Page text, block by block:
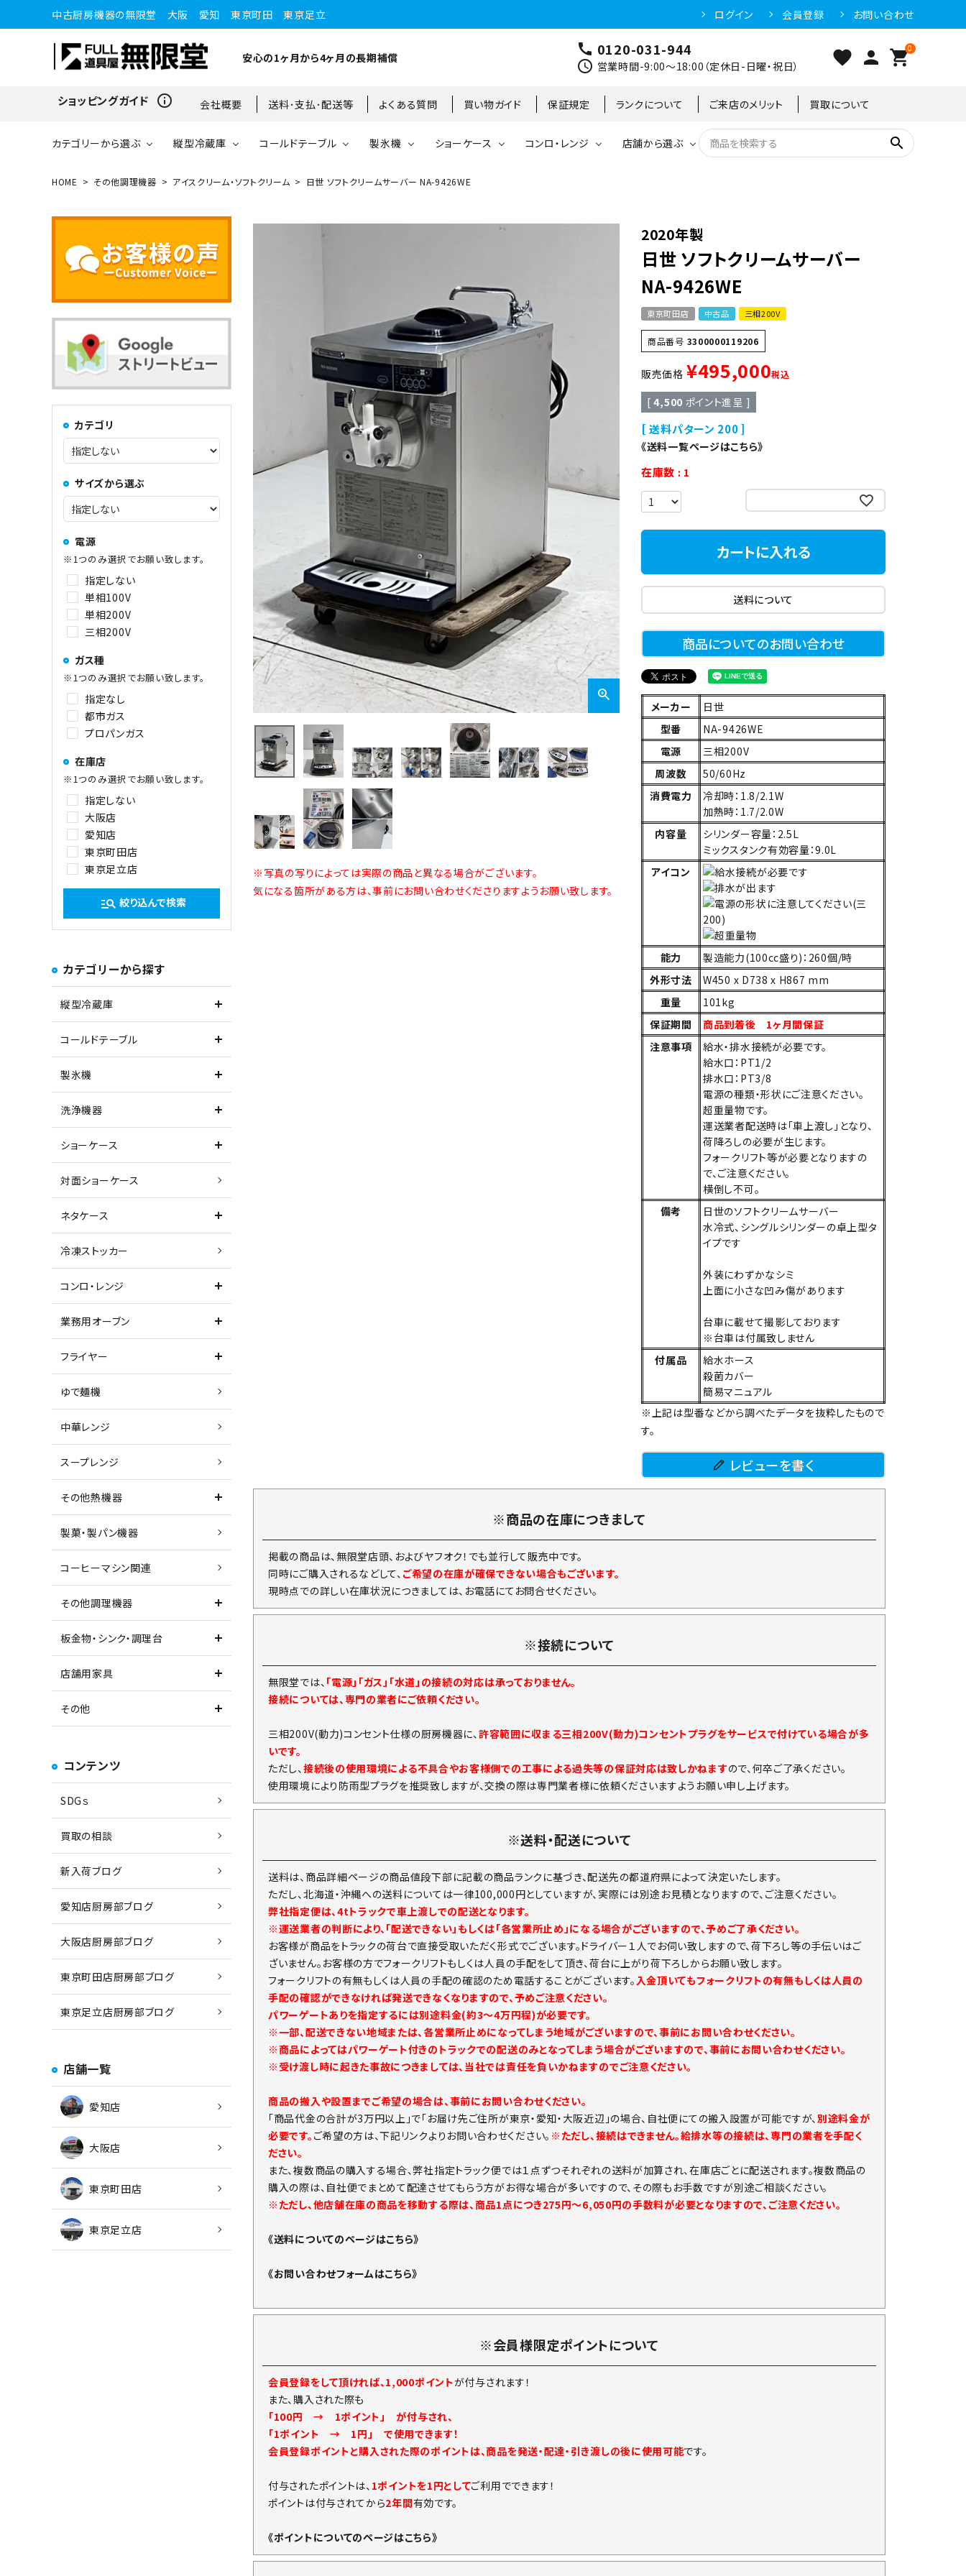
中古厨房機器の無限堂 大阪 愛知 東京町田 東京足立 ログイン 会員登録 お問い合わせ
安心の1ヶ月から4ヶ月の長期補償 call 0120-031-944
schedule 営業時間-9:00～18:00（定休日-日曜・祝日） favorite person 0
shopping_cart
ショッピングガイド info_outline 会社概要 送料･支払･配送等 よくある質問 買い物ガイド 保証規定 ランクについて ご来店のメリット 買取について
カテゴリーから選ぶ
ショーケース 冷凍ストッカー
コンロ・レンジ 業務用オーブン フライヤー ゆで麺機
スープレンジ その他熱機器 製菓・製パン機器
コーヒーマシン関連 その他調理機器 板金物・シンク・調理台
その他
縦型冷蔵庫
ブラストチラー・ショックフ
リーザー
コールドテーブル
ドロワータイプ・他
製氷機
65kg 95kg
100kg以上 チップ・フレークアイス ビッグアイス・その他異形
ショーケース
ワインセラー・ワインクーラ
ー
コンロ・レンジ 店舗から選ぶ search
HOME その他調理機器 アイスクリーム・ソフトクリーム 日世 ソフトクリームサーバー NA-9426WE
カテゴリ
サイズから選ぶ
電源
※1つのみ選択でお願い致します。
指定しない
単相100V
単相200V
三相200V
ガス種
※1つのみ選択でお願い致します。
指定なし
都市ガス
プロパンガス
在庫店
※1つのみ選択でお願い致します。
指定しない
大阪店
愛知店
東京町田店
東京足立店
manage_search 絞り込んで検索
カテゴリーから探す
縦型冷蔵庫
コールドテーブル
製氷機
洗浄機器
ショーケース
対面ショーケース
ネタケース
冷凍ストッカー
コンロ・レンジ
業務用オーブン
フライヤー
ゆで麺機
中華レンジ
スープレンジ
その他熱機器
製菓・製パン機器
コーヒーマシン関連
その他調理機器
板金物・シンク・調理台
店舗用家具
その他
コンテンツ
SDGｓ
買取の相談
新入荷ブログ
愛知店厨房部ブログ
大阪店厨房部ブログ
東京町田店厨房部ブログ
東京足立店厨房部ブログ
店舗一覧
愛知店
大阪店
東京町田店
東京足立店
※写真の写りによっては実際の商品と異なる場合がございます。
気になる箇所がある方は、事前にお問い合わせくださりますようお願い致します。
2020年製
日世 ソフトクリームサーバー
NA-9426WE
東京町田店 中古品 三相200V
商品番号 3300000119206
販売価格 ¥495,000税込
[ 4,500 ポイント進呈 ]
送料パターン 200
《送料一覧ページはこちら》
在庫数
1
カートに入れる
送料について
商品についてのお問い合わせ
メーカー
日世
型番
NA-9426WE
電源
三相200V
周波数
50/60Hz
消費電力
冷却時：1.8/2.1W
加熱時：1.7/2.0W
内容量
シリンダー容量：2.5L
ミックスタンク有効容量：9.0L
アイコン
能力
製造能力(100cc盛り)：260個/時
外形寸法
W450 x D738 x H867 mm
重量
101kg
保証期間
商品到着後 1ヶ月間保証
注意事項
給水・排水接続が必要です。
給水口：PT1/2
排水口：PT3/8
電源の種類・形状にご注意ください。
超重量物です。
運送業者配送時は「車上渡し」となり、
荷降ろしの必要が生じます。
フォークリフト等が必要となりますの
で、ご注意ください。
横倒し不可。
備考
日世のソフトクリームサーバー
水冷式、シングルシリンダーの卓上型タ
イプです
外装にわずかなシミ
上面に小さな凹み傷があります
台車に載せて撮影しております
※台車は付属致しません
付属品
給水ホース
殺菌カバー
簡易マニュアル
※上記は型番などから調べたデータを抜粋したもので
す。
レビューを書く
※商品の在庫につきまして
掲載の商品は、無限堂店頭、およびヤフオク！でも並行して販売中です。
同時にご購入されるなどして、 ご希望の在庫が確保できない場合もございます。
現時点での詳しい在庫状況につきましては、お電話にてお問合せください。
※接続について
無限堂では、 「電源」「ガス」「水道」の接続の対応は承っておりません。
接続については、専門の業者にご依頼ください。
三相200V(動力)コンセント仕様の厨房機器に、許容範囲に収まる三相200V(動力)コンセントプラグをサービスで付けている場合が多
いです。
ただし、接続後の使用環境による不具合やお客様側での工事による過失等の保証対応は致しかねますので、何卒ご了承ください。
使用環境により防雨型プラグを推奨致しますが、交換の際は専門業者様に依頼くださいますようお願い申し上げます。
※送料・配送について
送料は、商品詳細ページの商品値段下部に記載の商品ランクに基づき、配送先の都道府県によって決定いたします。
ただし、北海道・沖縄への送料については一律100,000円としていますが、実際には別途お見積となりますので、ご注意ください。
弊社指定便は、4tトラックで車上渡しでの配送となります。
※運送業者の判断により、「配送できない」もしくは「各営業所止め」になる場合がございますので、予めご了承ください。
お客様が商品をトラックの荷台で直接受取いただく形式でございます。ドライバー１人でお伺い致しますので、荷下ろし等の手伝いはご
ざいません。お客様の方でフォークリフトもしくは人員の手配をして頂き、荷台に上がり荷下ろしからお願い致します。
フォークリフトの有無もしくは人員の手配の確認のため電話することがございます。入金頂いてもフォークリフトの有無もしくは人員の
手配の確認ができなければ発送できなくなりますので、予めご注意ください。
パワーゲートありを指定するには別途料金(約3～4万円程)が必要です。
※一部、配送できない地域または、各営業所止めになってしまう地域がございますので、事前にお問い合わせください。
※商品によってはパワーゲート付きのトラックでの配送のみとなってしまう場合がございますので、事前にお問い合わせください。
※受け渡し時に起きた事故につきましては、当社では責任を負いかねますのでご注意ください。
商品の搬入や設置までご希望の場合は、事前にお問い合わせください。
「商品代金の合計が3万円以上」で「お届け先ご住所が東京・愛知・大阪近辺」の場合、自社便にての搬入設置が可能ですが、別途料金が
必要です。 ご希望の方は、下記リンクよりお問い合わせください。 ※ただし、接続はできません。給排水等の接続は、専門の業者を手配く
ださい。
また、複数商品の購入する場合、弊社指定トラック便では１点ずつそれぞれの送料が加算され、在庫店ごとに配送されます。複数商品の
購入の際は、自社便でまとめて配達させてもらう方がお得な場合が多いですので、その際もお手数ですが別途ご相談ください。
※ただし、他店舗在庫の商品を移動する際は、商品1点につき275円～6,050円の手数料が必要となりますので、ご注意ください。
《送料についてのページはこちら》
《お問い合わせフォームはこちら》
※会員様限定ポイントについて
会員登録をして頂ければ、1,000ポイントが付与されます！
また、購入された際も
「100円 → 1ポイント」 が付与され、
「1ポイント → 1円」 で使用できます！
会員登録ポイントと購入された際のポイントは、商品を発送・配達・引き渡しの後に使用可能です。
付与されたポイントは、 1ポイントを1円としてご利用でできます！
ポイントは付与されてから2年間有効です。
《ポイントについてのページはこちら》